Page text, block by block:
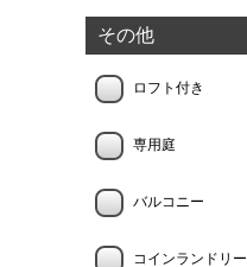
その他
ロフト付き
専用庭
バルコニー
コインランドリー